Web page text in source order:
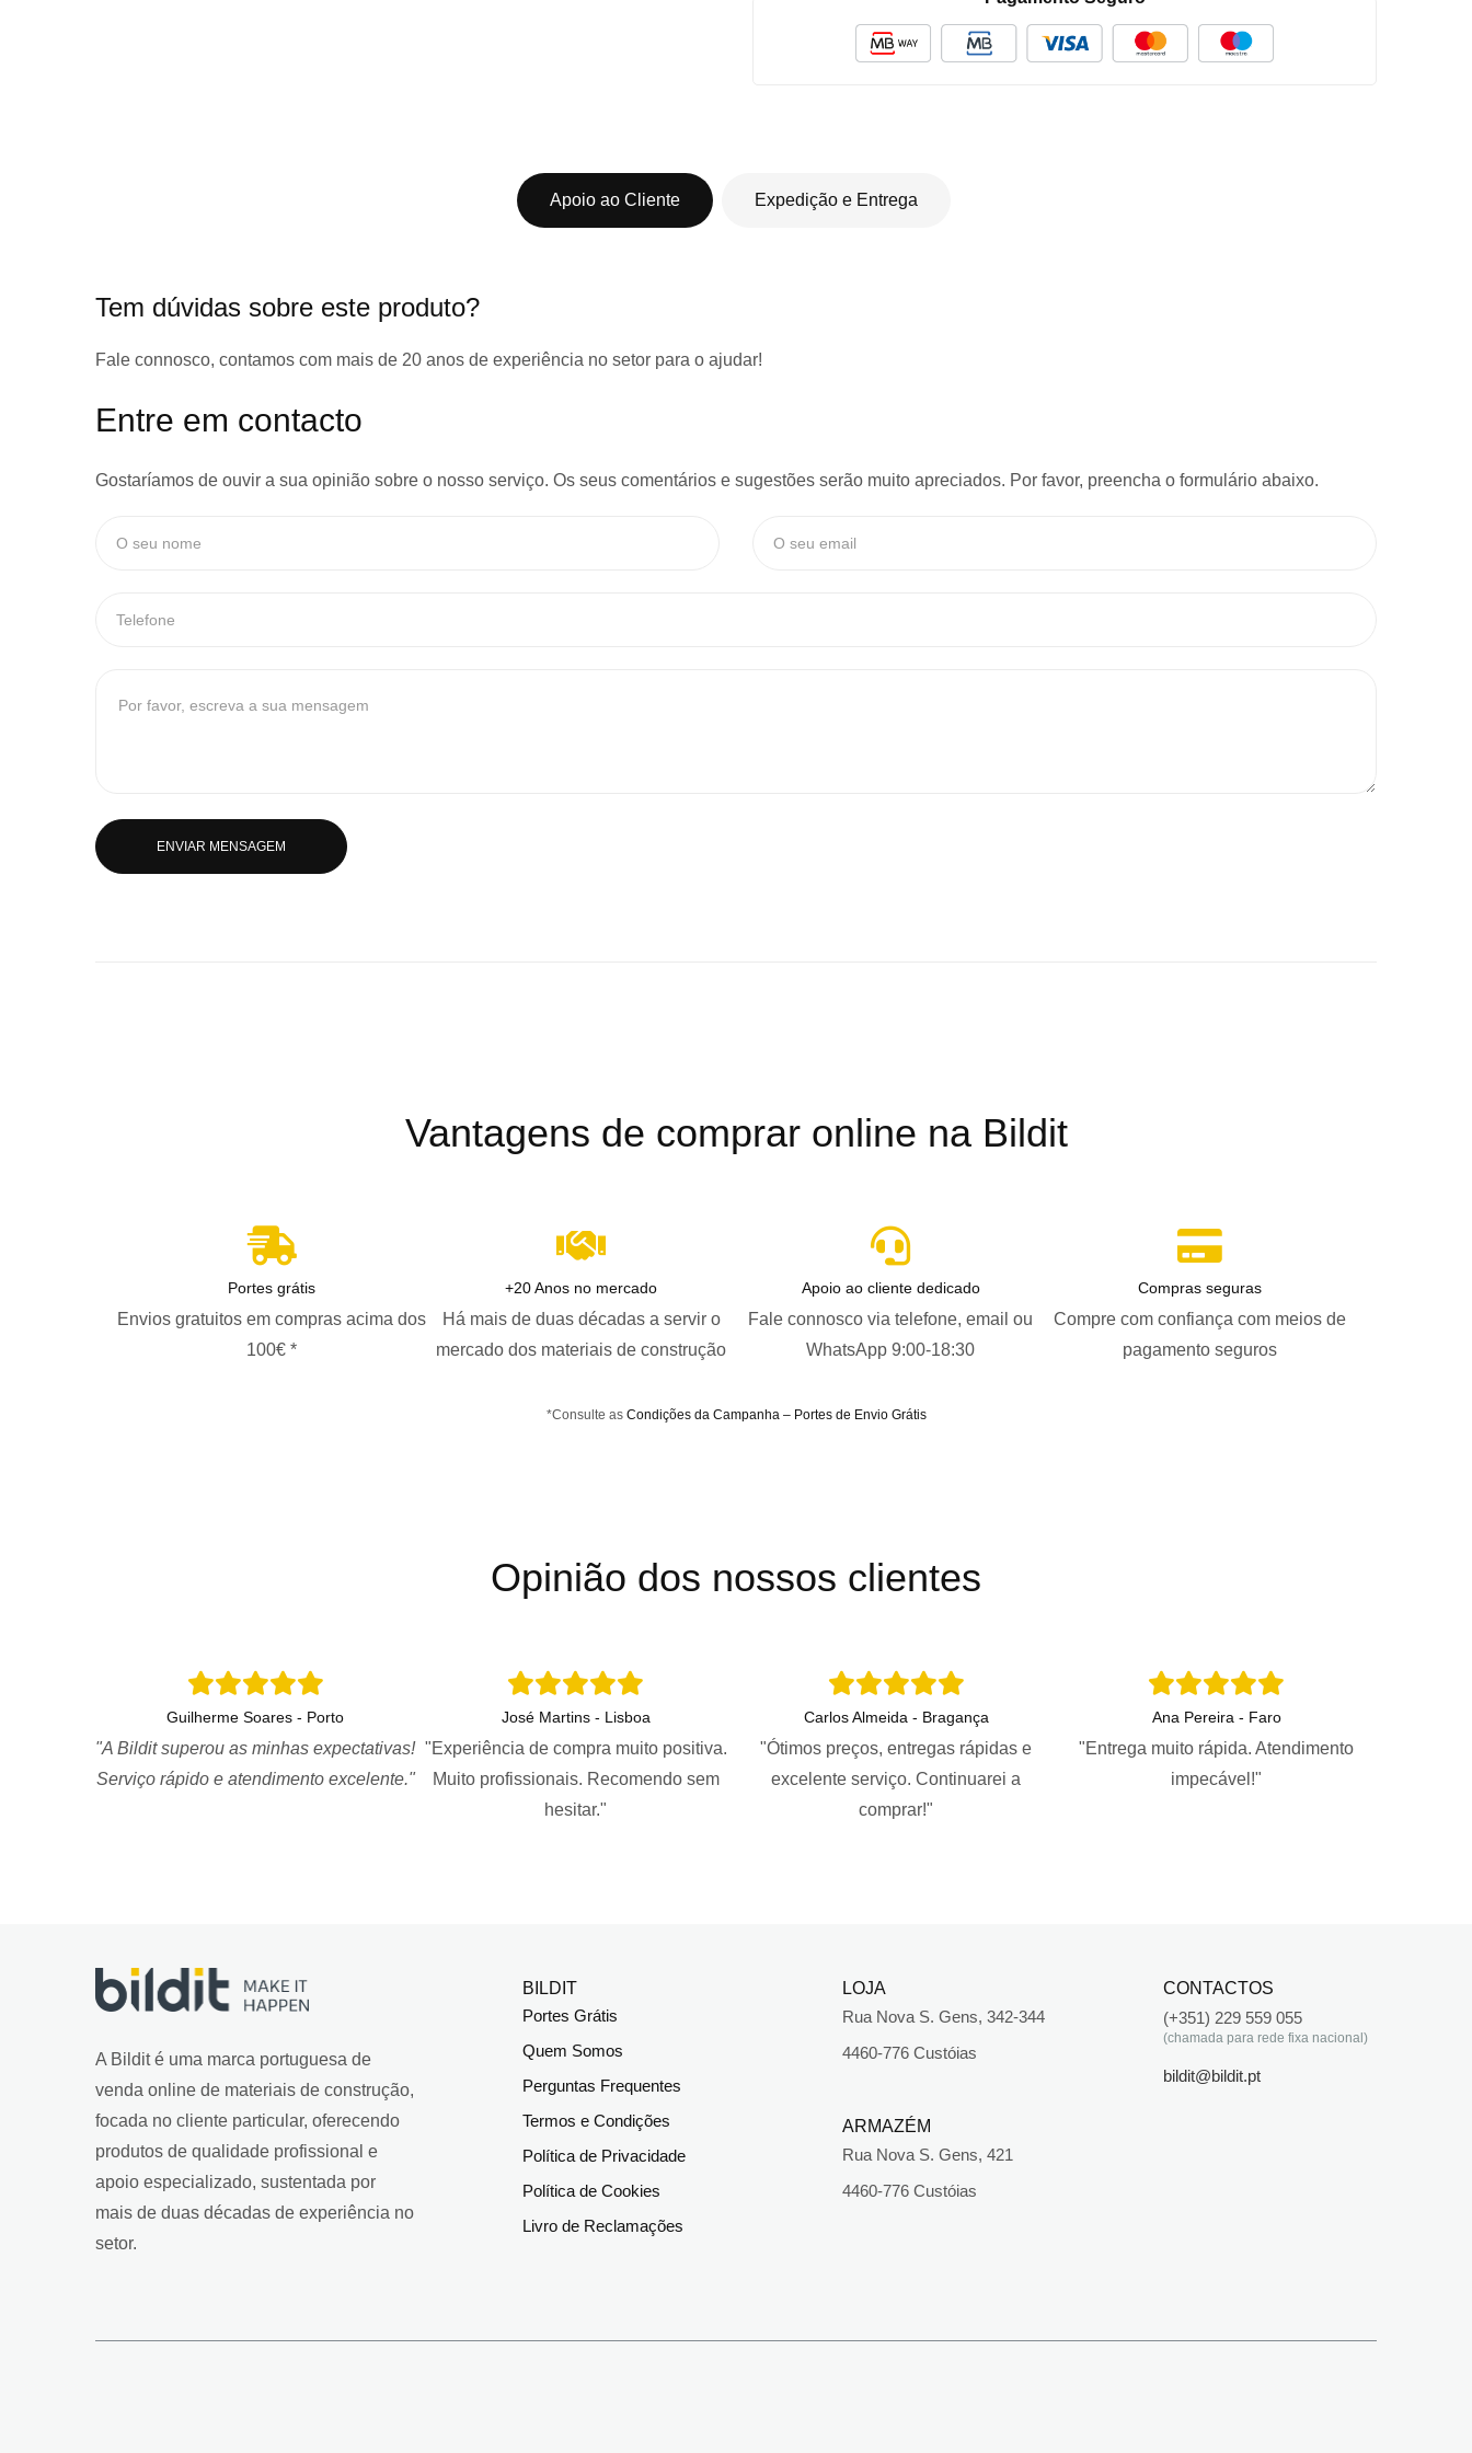
Apoio ao Cliente
Tem dúvidas sobre este produto?
Fale connosco, contamos com mais de 20 anos de experiência no setor para o ajudar!
Entre em contacto
Gostaríamos de ouvir a sua opinião sobre o nosso serviço. Os seus comentários e sugestões serão muito apreciados. Por favor, preencha o formulário abaixo.
ENVIAR MENSAGEM
Expedição e Entrega
Vantagens de comprar online na Bildit
Portes grátis
Envios gratuitos em compras acima dos
100€ *
+20 Anos no mercado
Há mais de duas décadas a servir o
mercado dos materiais de construção
Apoio ao cliente dedicado
Fale connosco via telefone, email ou
WhatsApp 9:00-18:30
Compras seguras
Compre com confiança com meios de
pagamento seguros
*Consulte as Condições da Campanha – Portes de Envio Grátis
Opinião dos nossos clientes
Guilherme Soares - Porto
"A Bildit superou as minhas expectativas!
Serviço rápido e atendimento excelente."
José Martins - Lisboa
"Experiência de compra muito positiva.
Muito profissionais. Recomendo sem
hesitar."
Carlos Almeida - Bragança
"Ótimos preços, entregas rápidas e
excelente serviço. Continuarei a
comprar!"
Ana Pereira - Faro
"Entrega muito rápida. Atendimento
impecável!"
A Bildit é uma marca portuguesa de
venda online de materiais de construção,
focada no cliente particular, oferecendo
produtos de qualidade profissional e
apoio especializado, sustentada por
mais de duas décadas de experiência no
setor.
BILDIT
Portes Grátis
Quem Somos
Perguntas Frequentes
Termos e Condições
Política de Privacidade
Política de Cookies
Livro de Reclamações
LOJA
Rua Nova S. Gens, 342-344
4460-776 Custóias
ARMAZÉM
Rua Nova S. Gens, 421
4460-776 Custóias
CONTACTOS
(+351) 229 559 055
(chamada para rede fixa nacional)
bildit@bildit.pt